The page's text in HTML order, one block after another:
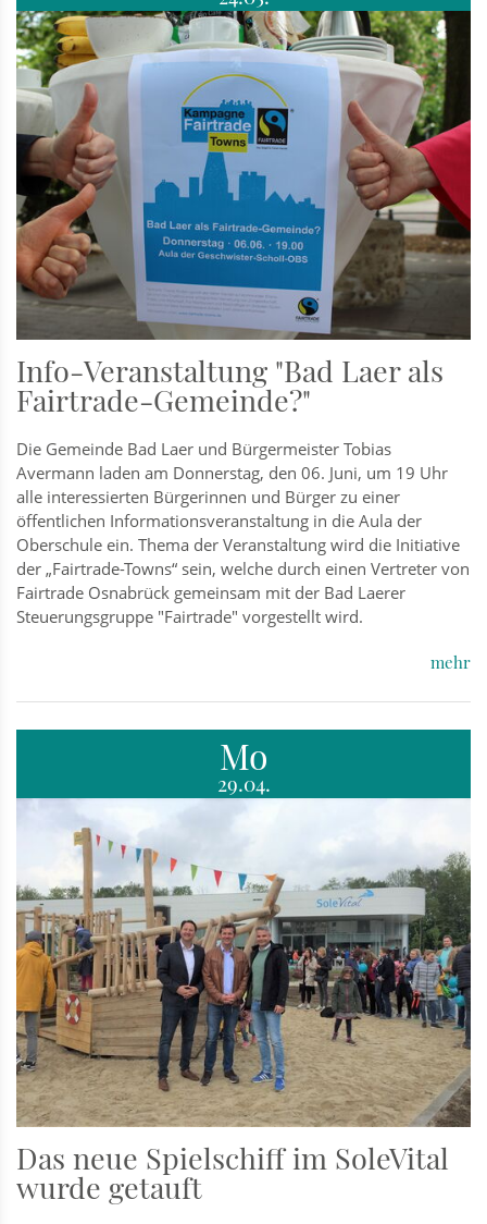
Info-Veranstaltung "Bad Laer als
Fairtrade-Gemeinde?"
Die Gemeinde Bad Laer und Bürgermeister Tobias
Avermann laden am Donnerstag, den 06. Juni, um 19 Uhr
alle interessierten Bürgerinnen und Bürger zu einer
öffentlichen Informationsveranstaltung in die Aula der
Oberschule ein. Thema der Veranstaltung wird die Initiative
der „Fairtrade-Towns“ sein, welche durch einen Vertreter von
Fairtrade Osnabrück gemeinsam mit der Bad Laerer
Steuerungsgruppe "Fairtrade" vorgestellt wird.
mehr
Mo
29.04.
Das neue Spielschiff im SoleVital
wurde getauft